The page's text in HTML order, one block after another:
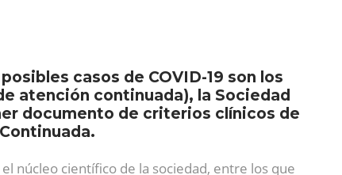
casos de COVID-19 son los
atención continuada), la Sociedad
documento de criterios clínicos de
núcleo científico de la sociedad, entre los que